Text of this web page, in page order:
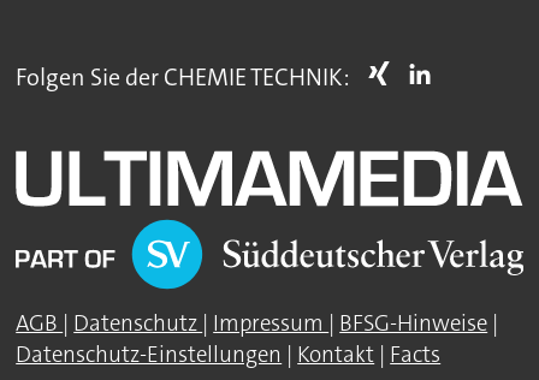
Folgen Sie der CHEMIE TECHNIK:
AGB | Datenschutz | Impressum | BFSG-Hinweise |
Datenschutz-Einstellungen | Kontakt | Facts